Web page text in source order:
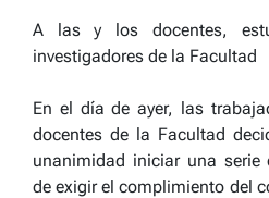
A las y los docentes,
investigadores de la Facultad
En el día de ayer, las
docentes de la Facultad
unanimidad iniciar una serie
de exigir el complimiento del